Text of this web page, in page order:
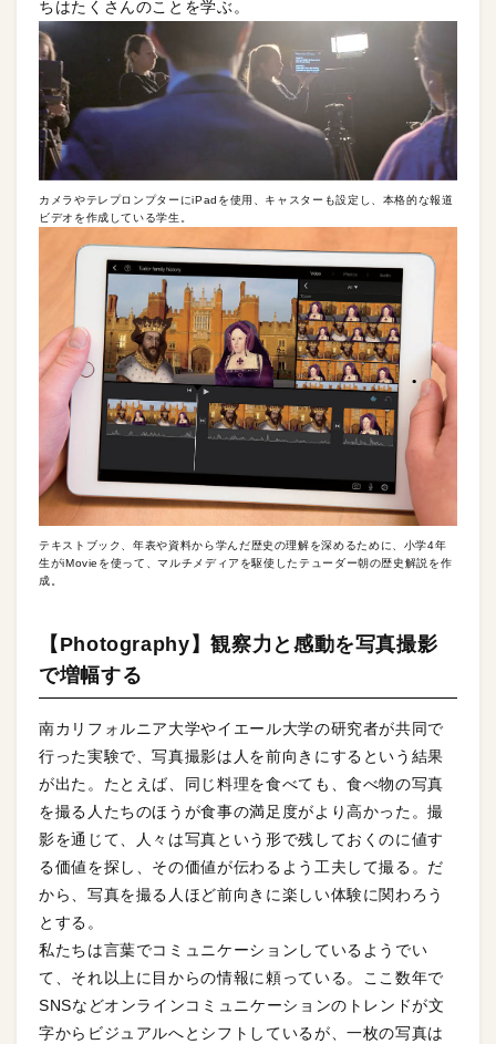
ちはたくさんのことを学ぶ。
カメラやテレプロンプターにiPadを使用、キャスターも設定し、本格的な報道
ビデオを作成している学生。
テキストブック、年表や資料から学んだ歴史の理解を深めるために、小学4年
生がiMovieを使って、マルチメディアを駆使したテューダー朝の歴史解説を作
成。
【Photography】観察力と感動を写真撮影
で増幅する
南カリフォルニア大学やイエール大学の研究者が共同で
行った実験で、写真撮影は人を前向きにするという結果
が出た。たとえば、同じ料理を食べても、食べ物の写真
を撮る人たちのほうが食事の満足度がより高かった。撮
影を通じて、人々は写真という形で残しておくのに値す
る価値を探し、その価値が伝わるよう工夫して撮る。だ
から、写真を撮る人ほど前向きに楽しい体験に関わろう
とする。
私たちは言葉でコミュニケーションしているようでい
て、それ以上に目からの情報に頼っている。ここ数年で
SNSなどオンラインコミュニケーションのトレンドが文
字からビジュアルへとシフトしているが、一枚の写真は